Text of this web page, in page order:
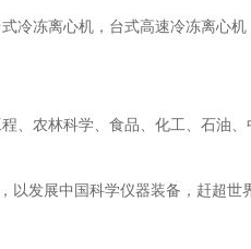
冻离心机，台式高速冷冻离心
农林科学、食品、化工、石油、
发展中国科学仪器装备，赶超世